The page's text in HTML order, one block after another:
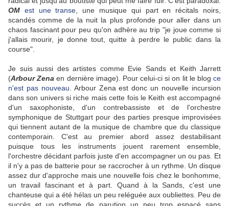
OM est une transe , une musique qui part en récitals noirs,
scandés comme de la nuit la plus profonde pour aller dans un
chaos fascinant pour peu qu'on adhère au trip "je joue comme si
j'allais mourir, je donne tout, quitte à perdre le public dans la
course".
Je suis aussi des artistes comme Evie Sands et Keith Jarrett
(Arbour Zena en dernière image). Pour celui-ci si on lit le blogce
n'est pas nouveau . Arbour Zena est donc un nouvelle incursion
dans son univers si riche mais cette fois le Keith est accompagné
d'un saxophoniste, d'un contrebassiste et de l'orchestre
symphonique de Stuttgart pour des parties presque improvisées
qui tiennent autant de la musique de chambre que du classique
contemporain. C'est au premier abord assez destabilisant
puisque tous les instruments jouent rarement ensemble,
l'orchestre décidant parfois juste d'en accompagner un ou pas. Et
il n'y a pas de batterie pour se raccrocher à un rythme. Un disque
assez dur d'approche mais une nouvelle fois chez le bonhomme,
un travail fascinant et à part. Quand à la Sands, c'est une
chanteuse qui a été hélas un peu reléguée aux oubliettes. Peu de